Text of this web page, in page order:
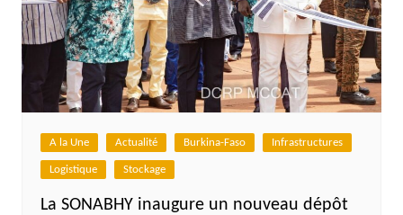
A la Une Actualité Burkina-Faso Infrastructures
Logistique Stockage
La SONABHY inaugure un nouveau dépôt